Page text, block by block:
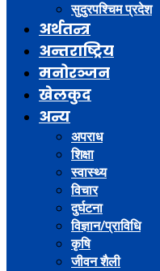
सुदुरपश्चिम प्रदेश
अर्थतन्त्र
अन्तराष्ट्रिय
मनोरञ्जन
खेलकुद
अन्य
अपराध
शिक्षा
स्वास्थ्य
विचार
दुर्घटना
विज्ञान/प्राविधि
कृषि
जीवन शैली